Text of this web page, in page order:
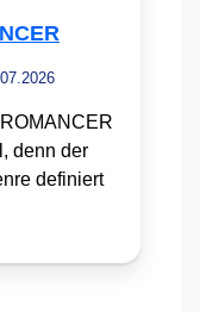
denn der
definiert